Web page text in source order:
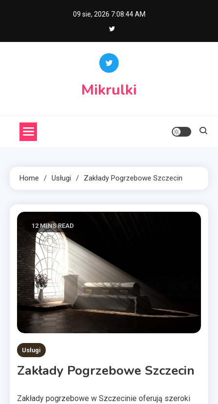
09 sie, 2026 7:08:45 AM
Mikrulki
Home Usługi Zakłady Pogrzebowe Szczecin
12 MINS READ
Usługi
Zakłady Pogrzebowe Szczecin
Zakłady pogrzebowe w Szczecinie oferują szeroki